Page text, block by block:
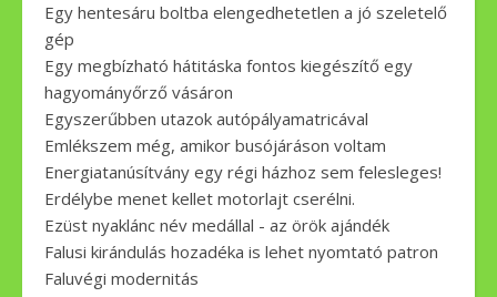
Egy hentesáru boltba elengedhetetlen a jó szeletelő
gép
Egy megbízható hátitáska fontos kiegészítő egy
hagyományőrző vásáron
Egyszerűbben utazok autópályamatricával
Emlékszem még, amikor busójáráson voltam
Energiatanúsítvány egy régi házhoz sem felesleges!
Erdélybe menet kellet motorlajt cserélni.
Ezüst nyaklánc név medállal - az örök ajándék
Falusi kirándulás hozadéka is lehet nyomtató patron
Faluvégi modernitás